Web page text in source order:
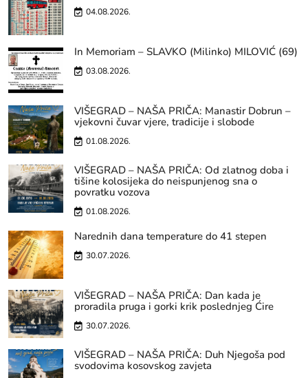
04.08.2026.
In Memoriam – SLAVKO (Milinko) MILOVIĆ (69)
03.08.2026.
VIŠEGRAD – NAŠA PRIČA: Manastir Dobrun –
vjekovni čuvar vjere, tradicije i slobode
01.08.2026.
VIŠEGRAD – NAŠA PRIČA: Od zlatnog doba i
tišine kolosijeka do neispunjenog sna o
povratku vozova
01.08.2026.
Narednih dana temperature do 41 stepen
30.07.2026.
VIŠEGRAD – NAŠA PRIČA: Dan kada je
proradila pruga i gorki krik poslednjeg Ćire
30.07.2026.
VIŠEGRAD – NAŠA PRIČA: Duh Njegoša pod
svodovima kosovskog zavjeta